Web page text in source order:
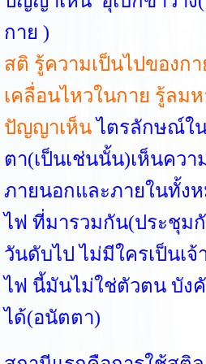
กาย )
สติ รู้ความเป็นไปของก
เคลื่อนไหวในกาย รู้ลมห
ปัญญาเห็นไตรลักษณ์ใน
ตา(เป็นเช่นนั้น)เห็นควา
ภายนอกและภายในทั้ง
ไฟ ที่มารวมกัน(ประชุม
วันดับไป ไม่มีใครเป็นเ
ไฟ นี้มันไม่ใช่ตัวตน บัง
ได้(อนัตตา)